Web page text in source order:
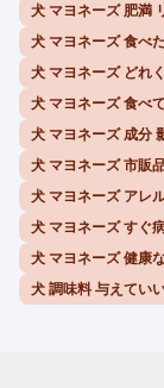
犬 マヨネーズ 肥満
犬 マヨネーズ 食べ
犬 マヨネーズ どれ
犬 マヨネーズ 食べ
犬 マヨネーズ 成分
犬 マヨネーズ 市販
犬 マヨネーズ アレ
犬 マヨネーズ すぐ
犬 マヨネーズ 健康
犬 調味料 与えてい